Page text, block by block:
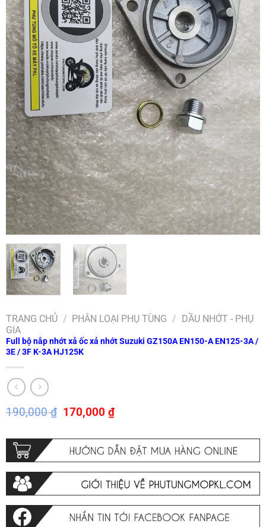
TRANG CHỦ / PHÂN LOẠI PHỤ TÙNG / DẦU NHỚT - PHỤ
GIA
Full bộ nắp nhớt xả ốc xả nhớt Suzuki GZ150A EN150-A EN125-3A /
3E / 3F K-3A HJ125K
190,000₫ Giá
gốc
190,000 ₫.
170,000 ₫Giá
hiện
là:
170,000 ₫.